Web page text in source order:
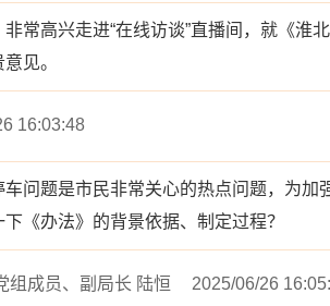
常高兴走进“在线访谈”直播间，就《淮
见。
16:03:48
问题是市民非常关心的热点问题，为
《办法》的背景依据、制定过程？
组成员、副局长 陆恒 2025/06/26